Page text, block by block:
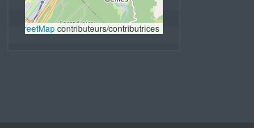
OpenStreetMap contributeurs/contributrices